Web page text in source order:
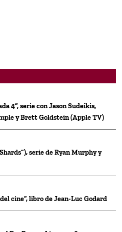
4”, serie con Jason Sudeikis,
y Brett Goldstein (Apple TV)
serie de Ryan Murphy y
cine”, libro de Jean-Luc Godard